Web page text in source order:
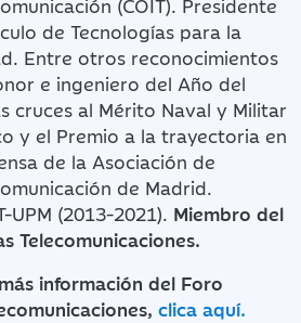
de Tecnologías para la
Entre otros reconocimientos
e ingeniero del Año del
cruces al Mérito Naval y Militar
y el Premio a la trayectoria en
de la Asociación de
de Madrid.
UPM (2013-2021). Miembro del
Telecomunicaciones.
información del Foro
clica aquí.